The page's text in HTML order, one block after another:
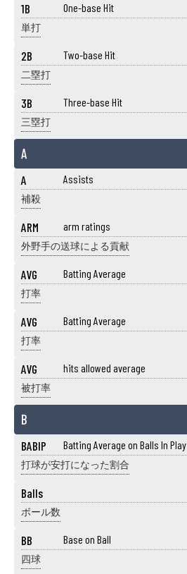
1B One-base Hit
単打
2B Two-base Hit
二塁打
3B Three-base Hit
三塁打
A
A Assists
補殺
ARM arm ratings
外野手の送球による貢献
AVG Batting Average
打率
AVG Batting Average
打率
AVG hits allowed average
被打率
B
BABIP Batting Average on Balls In Play
打球が安打になった割合
Balls
ボール数
BB Base on Ball
四球